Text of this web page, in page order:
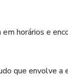
horários e
que envolve a